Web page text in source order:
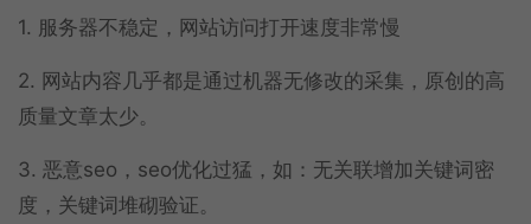
1. 服务器不稳定，网站访问打开速度非常慢
2. 网站内容几乎都是通过机器无修改的采集，原创的高
质量文章太少。
3. 恶意seo，seo优化过猛，如：无关联增加关键词密
度，关键词堆砌验证。